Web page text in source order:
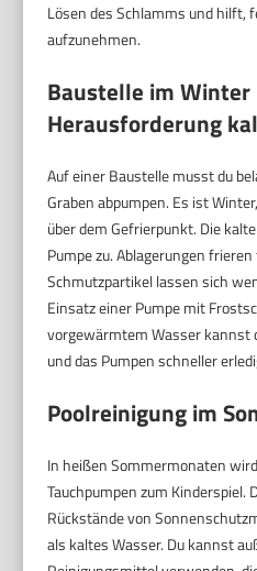
Lösen des Schlamms und hilft,
aufzunehmen.
Baustelle im Winter
Herausforderung
Auf einer Baustelle musst du
Graben abpumpen. Es ist
über dem Gefrierpunkt. Die
Pumpe zu. Ablagerungen
Schmutzpartikel lassen sich
Einsatz einer Pumpe mit
vorgewärmtem Wasser kannst
und das Pumpen schneller
Poolreinigung im
In heißen Sommermonaten
Tauchpumpen zum Kinderspiel.
Rückstände von
als kaltes Wasser. Du kannst